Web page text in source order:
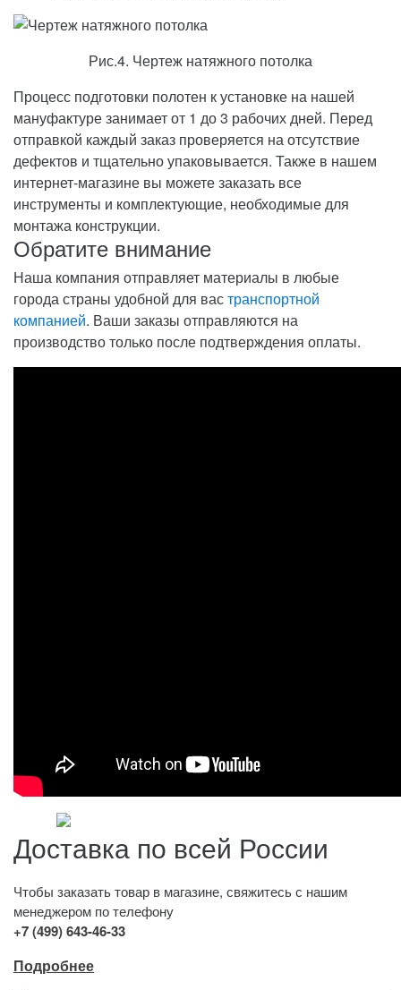
Рис.4. Чертеж натяжного потолка
Процесс подготовки полотен к установке на нашей
мануфактуре занимает от 1 до 3 рабочих дней. Перед
отправкой каждый заказ проверяется на отсутствие
дефектов и тщательно упаковывается. Также в нашем
интернет-магазине вы можете заказать все
инструменты и комплектующие, необходимые для
монтажа конструкции.
Обратите внимание
Наша компания отправляет материалы в любые
города страны удобной для вастранспортной
компанией. Ваши заказы отправляются на
производство только после подтверждения оплаты.
Доставка по всей России
Чтобы заказать товар в магазине, свяжитесь с нашим
менеджером по телефону
+7 (499) 643-46-33
Подробнее